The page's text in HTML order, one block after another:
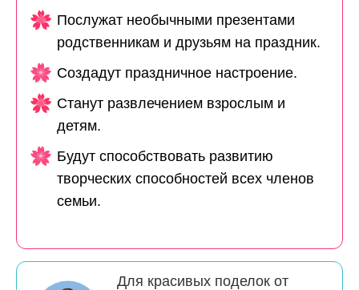
Послужат необычными презентами
родственникам и друзьям на праздник.
Создадут праздничное настроение.
Станут развлечением взрослым и
детям.
Будут способствовать развитию
творческих способностей всех членов
семьи.
Для красивых поделок от